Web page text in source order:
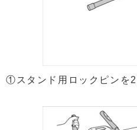
①スタンド用ロックピンを2